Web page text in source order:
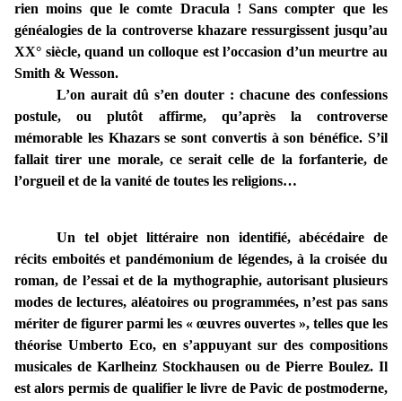
rien moins que le comte Dracula ! Sans compter que les
généalogies de la controverse khazare ressurgissent jusqu’au
XX° siècle, quand un colloque est l’occasion d’un meurtre au
Smith & Wesson.
L’on aurait dû s’en douter : chacune des confessions
postule, ou plutôt affirme, qu’après la controverse
mémorable les Khazars se sont convertis à son bénéfice. S’il
fallait tirer une morale, ce serait celle de la forfanterie, de
l’orgueil et de la vanité de toutes les religions…
Un tel objet littéraire non identifié, abécédaire de
récits emboités et pandémonium de légendes, à la croisée du
roman, de l’essai et de la mythographie, autorisant plusieurs
modes de lectures, aléatoires ou programmées, n’est pas sans
mériter de figurer parmi les « œuvres ouvertes », telles que les
théorise Umberto Eco, en s’appuyant sur des compositions
musicales de Karlheinz Stockhausen ou de Pierre Boulez. Il
est alors permis de qualifier le livre de Pavic de postmoderne,